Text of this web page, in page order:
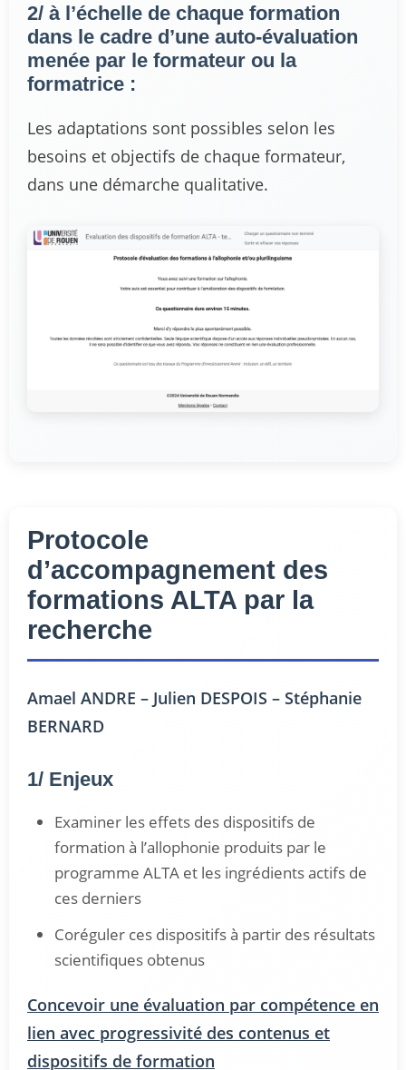
2/ à l’échelle de chaque formation
dans le cadre d’une auto-évaluation
menée par le formateur ou la
formatrice :
Les adaptations sont possibles selon les
besoins et objectifs de chaque formateur,
dans une démarche qualitative.
Protocole
d’accompagnement des
formations ALTA par la
recherche
Amael ANDRE – Julien DESPOIS – Stéphanie
BERNARD
1/ Enjeux
Examiner les effets des dispositifs de
formation à l’allophonie produits par le
programme ALTA et les ingrédients actifs de
ces derniers
Coréguler ces dispositifs à partir des résultats
scientifiques obtenus
Concevoir une évaluation par compétence en
lien avec progressivité des contenus et
dispositifs de formation